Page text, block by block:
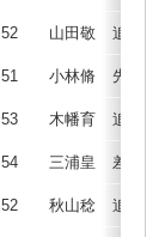
52 山田敬 追
51 小林脩 先
53 木幡育 追
54 三浦皇 差
52 秋山稔 追